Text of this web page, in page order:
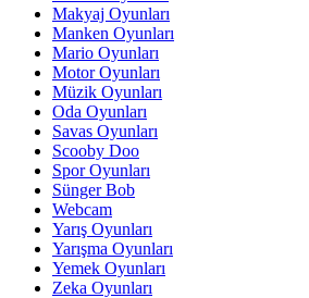
Makyaj Oyunları
Manken Oyunları
Mario Oyunları
Motor Oyunları
Müzik Oyunları
Oda Oyunları
Savas Oyunları
Scooby Doo
Spor Oyunları
Sünger Bob
Webcam
Yarış Oyunları
Yarışma Oyunları
Yemek Oyunları
Zeka Oyunları